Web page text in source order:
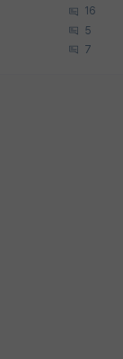
16
5
7